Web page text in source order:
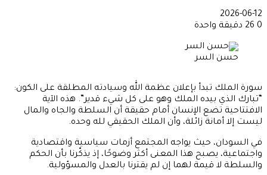
2026-06-12
0
دقيقة واحدة
حسن السر
سورة الملك تبدأ بإعلان عظمة الله وسيادته المطلقة على الكون:
“تبارك الذي بيده الملك وهو على كل شيء قدير”. هذه الآية
الافتتاحية تضع الإنسان أمام حقيقة أن السلطة والجاه والمال
ليست إلا أمانة زائلة، وأن الملك الحقيقي لله وحده.
في السودان، حيث يواجه المجتمع أزمات سياسية واقتصادية
واجتماعية، يصبح هذا المعنى أكثر وضوحًا، إذ يذكّرنا بأن الحكم
والسلطة لا قيمة لهما إن لم يقترنا بالعدل والمسؤولية.